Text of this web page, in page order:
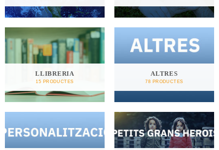
LLIBRERIA
15 PRODUCTES
ALTRES
78 PRODUCTES